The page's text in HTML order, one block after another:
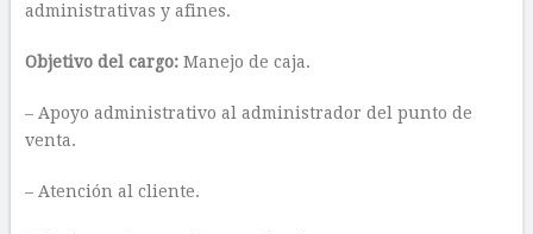
administrativas y afines.
Objetivo del cargo:Manejo de caja.
– Apoyo administrativo al administrador del punto de
venta.
– Atención al cliente.